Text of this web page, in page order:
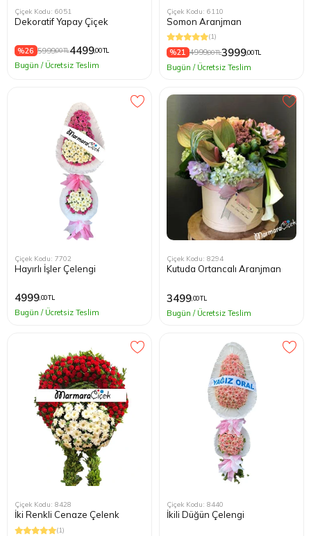
Çiçek Kodu: 6051
Dekoratif Yapay Çiçek
%26 5999,00 TL4499,00 TL
Bugün / Ücretsiz Teslim
Çiçek Kodu: 6110
Somon Aranjman
(1)
%21 4999,00 TL3999,00 TL
Bugün / Ücretsiz Teslim
Çiçek Kodu: 7702
Hayırlı İşler Çelengi
4999,00 TL
Bugün / Ücretsiz Teslim
Çiçek Kodu: 8294
Kutuda Ortancalı Aranjman
3499,00 TL
Bugün / Ücretsiz Teslim
Çiçek Kodu: 8428
İki Renkli Cenaze Çelenk
(1)
Çiçek Kodu: 8440
İkili Düğün Çelengi